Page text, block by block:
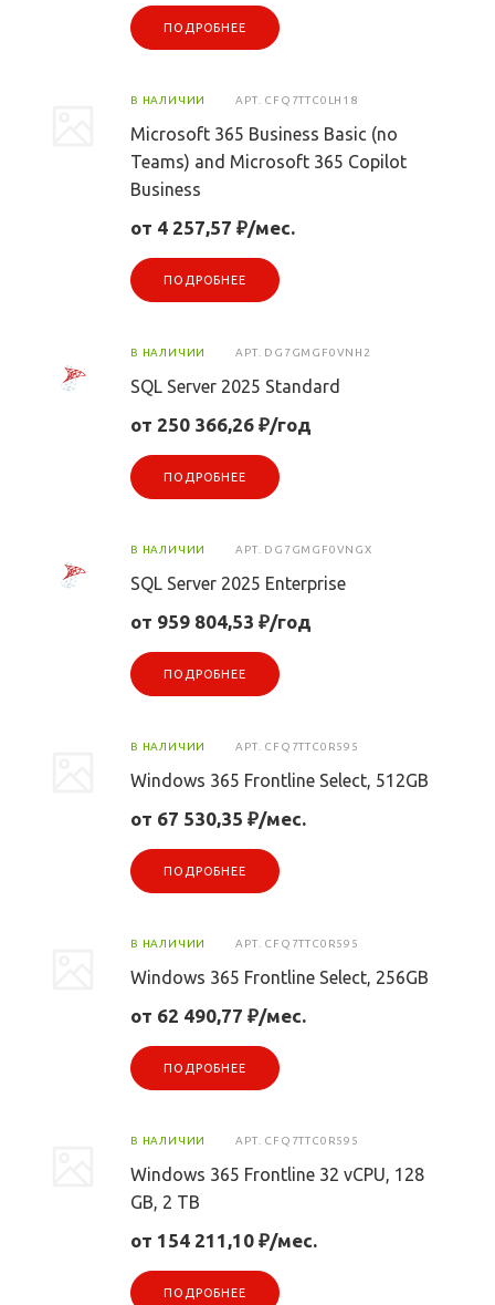
ПОДРОБНЕЕ
В НАЛИЧИИ АРТ. CFQ7TTC0LH18
Microsoft 365 Business Basic (no
Teams) and Microsoft 365 Copilot
Business
от 4 257,57 ₽/мес.
ПОДРОБНЕЕ
В НАЛИЧИИ АРТ. DG7GMGF0VNH2
SQL Server 2025 Standard
от 250 366,26 ₽/год
ПОДРОБНЕЕ
В НАЛИЧИИ АРТ. DG7GMGF0VNGX
SQL Server 2025 Enterprise
от 959 804,53 ₽/год
ПОДРОБНЕЕ
В НАЛИЧИИ АРТ. CFQ7TTC0R595
Windows 365 Frontline Select, 512GB
от 67 530,35 ₽/мес.
ПОДРОБНЕЕ
В НАЛИЧИИ АРТ. CFQ7TTC0R595
Windows 365 Frontline Select, 256GB
от 62 490,77 ₽/мес.
ПОДРОБНЕЕ
В НАЛИЧИИ АРТ. CFQ7TTC0R595
Windows 365 Frontline 32 vCPU, 128
GB, 2 TB
от 154 211,10 ₽/мес.
ПОДРОБНЕЕ